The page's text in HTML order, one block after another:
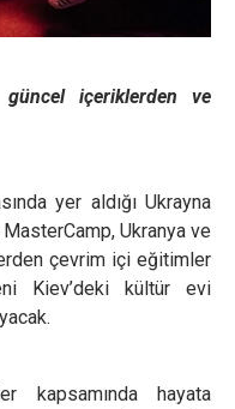
içeriklerden ve
yer aldığı Ukrayna
Ukranya ve
çevrim içi eğitimler
Kiev’deki kültür evi
kapsamında hayata